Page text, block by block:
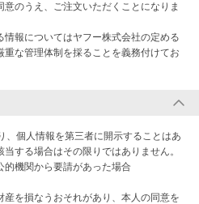
のうえ、ご注文いただくことになりま
報についてはヤフー株式会社の定める
な管理体制を採ることを義務付けてお
、個人情報を第三者に開示することはあ
する場合はその限りではありません。
的機関から要請があった場合
産を損なうおそれがあり、本人の同意を